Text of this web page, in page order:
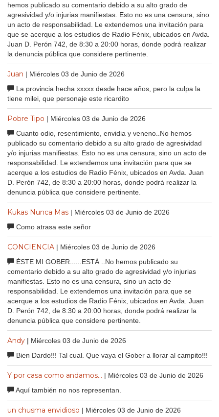
hemos publicado su comentario debido a su alto grado de
agresividad y/o injurias manifiestas. Esto no es una censura, sino
un acto de responsabilidad. Le extendemos una invitación para
que se acerque a los estudios de Radio Fénix, ubicados en Avda.
Juan D. Perón 742, de 8:30 a 20:00 horas, donde podrá realizar
la denuncia pública que considere pertinente.
Juan | Miércoles 03 de Junio de 2026
La provincia hecha xxxxx desde hace años, pero la culpa la
tiene milei, que personaje este ricardito
Pobre Tipo | Miércoles 03 de Junio de 2026
Cuanto odio, resentimiento, envidia y veneno..No hemos
publicado su comentario debido a su alto grado de agresividad
y/o injurias manifiestas. Esto no es una censura, sino un acto de
responsabilidad. Le extendemos una invitación para que se
acerque a los estudios de Radio Fénix, ubicados en Avda. Juan
D. Perón 742, de 8:30 a 20:00 horas, donde podrá realizar la
denuncia pública que considere pertinente.
Kukas Nunca Mas | Miércoles 03 de Junio de 2026
Como atrasa este señor
CONCIENCIA | Miércoles 03 de Junio de 2026
ÉSTE MI GOBER......ESTÁ ..No hemos publicado su
comentario debido a su alto grado de agresividad y/o injurias
manifiestas. Esto no es una censura, sino un acto de
responsabilidad. Le extendemos una invitación para que se
acerque a los estudios de Radio Fénix, ubicados en Avda. Juan
D. Perón 742, de 8:30 a 20:00 horas, donde podrá realizar la
denuncia pública que considere pertinente.
Andy | Miércoles 03 de Junio de 2026
Bien Dardo!!! Tal cual. Que vaya el Gober a llorar al campito!!!
Y por casa como andamos... | Miércoles 03 de Junio de 2026
Aquí también no nos representan.
un chusma envidioso | Miércoles 03 de Junio de 2026